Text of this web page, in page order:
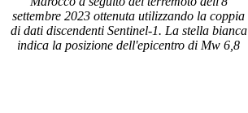
settembre 2023 ottenuta utilizzando la coppia
di dati discendenti Sentinel-1. La stella bianca
indica la posizione dell'epicentro di Mw 6,8